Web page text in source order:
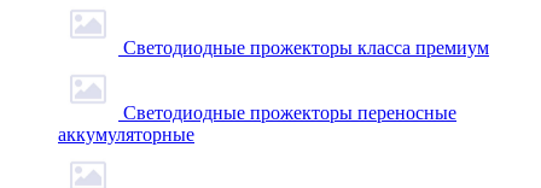
Светодиодные прожекторы класса премиум
Светодиодные прожекторы переносные
аккумуляторные